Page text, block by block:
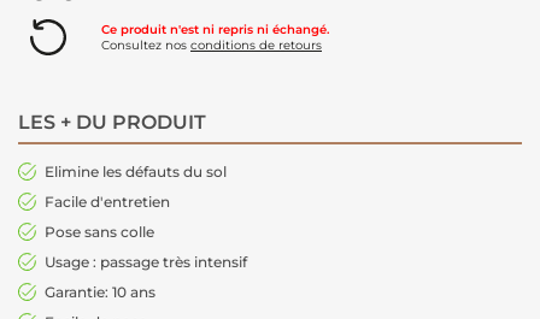
Ce produit n'est ni repris ni échangé.
Consultez nos conditions de retours
LES + DU PRODUIT
Elimine les défauts du sol
Facile d'entretien
Pose sans colle
Usage : passage très intensif
Garantie: 10 ans